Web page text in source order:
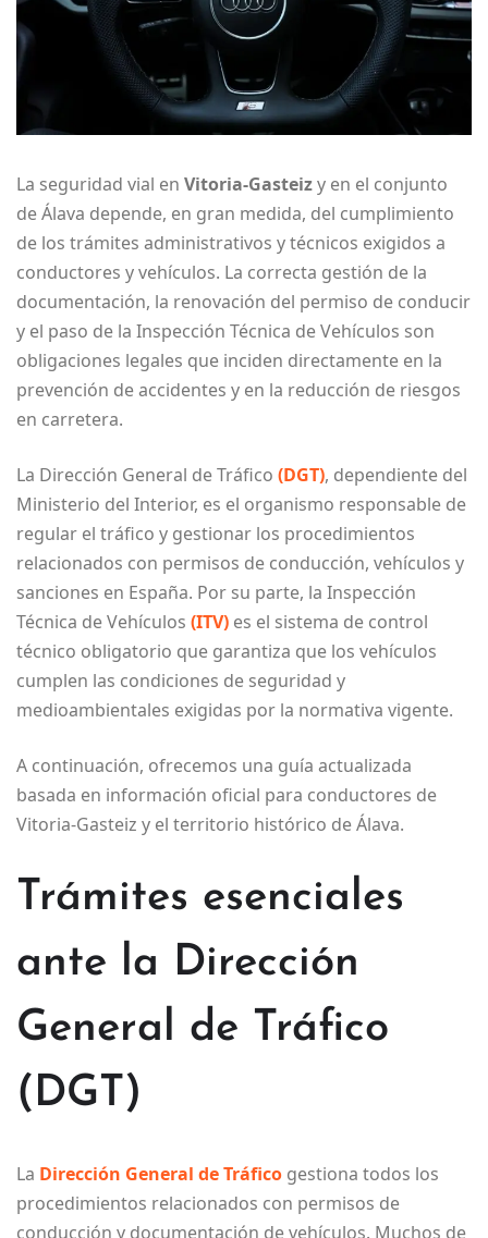
La seguridad vial en Vitoria-Gasteizy en el conjunto
de Álava depende, en gran medida, del cumplimiento
de los trámites administrativos y técnicos exigidos a
conductores y vehículos. La correcta gestión de la
documentación, la renovación del permiso de conducir
y el paso de la Inspección Técnica de Vehículos son
obligaciones legales que inciden directamente en la
prevención de accidentes y en la reducción de riesgos
en carretera.
La Dirección General de Tráfico (DGT), dependiente del
Ministerio del Interior, es el organismo responsable de
regular el tráfico y gestionar los procedimientos
relacionados con permisos de conducción, vehículos y
sanciones en España. Por su parte, la Inspección
Técnica de Vehículos (ITV) es el sistema de control
técnico obligatorio que garantiza que los vehículos
cumplen las condiciones de seguridad y
medioambientales exigidas por la normativa vigente.
A continuación, ofrecemos una guía actualizada
basada en información oficial para conductores de
Vitoria-Gasteiz y el territorio histórico de Álava.
Trámites esenciales
ante la Dirección
General de Tráfico
(DGT)
La Dirección General de Tráfico gestiona todos los
procedimientos relacionados con permisos de
conducción y documentación de vehículos. Muchos de